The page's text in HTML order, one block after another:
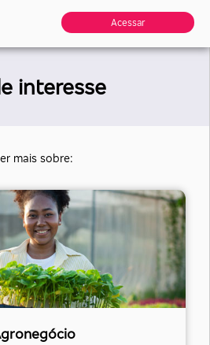
Acessar
interesse
mais sobre: